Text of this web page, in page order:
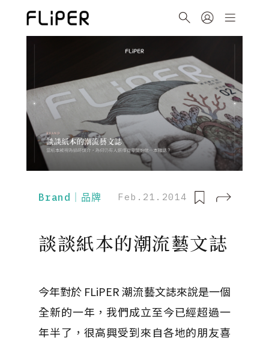
Brand｜品牌 Feb.21.2014
談談紙本的潮流藝文誌
今年對於 FLiPER 潮流藝文誌來說是一個
全新的一年，我們成立至今已經超過一
年半了，很高興受到來自各地的朋友喜